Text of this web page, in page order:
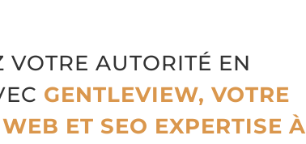
VOTRE AUTORITÉ EN
GENTLEVIEW, VOTRE
ET SEO EXPERTISE À